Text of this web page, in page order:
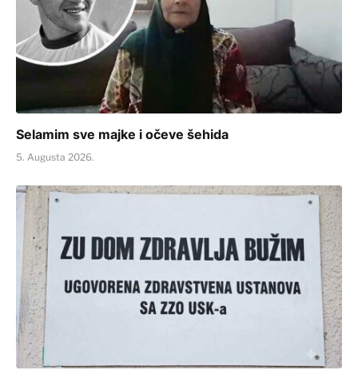
Selamim sve majke i očeve šehida
5. Augusta 2026.